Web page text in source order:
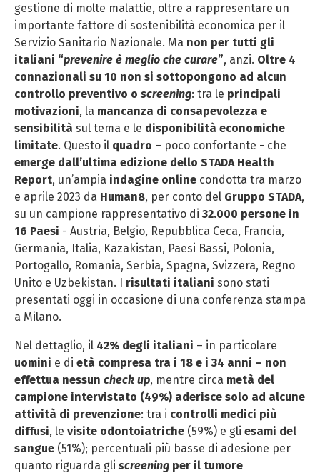
gestione di molte malattie, oltre a rappresentare un
importante fattore di sostenibilità economica per il
Servizio Sanitario Nazionale. Ma non per tutti gli
italiani “prevenire è meglio che curare”, anzi. Oltre 4
connazionali su 10 non si sottopongono ad alcun
controllo preventivo o screening: tra le principali
motivazioni, la mancanza di consapevolezza e
sensibilità sul tema e le disponibilità economiche
limitate. Questo il quadro – poco confortante - che
emerge dall’ultima edizione dello STADA Health
Report, un’ampia indagine online condotta tra marzo
e aprile 2023 da Human8, per conto del Gruppo STADA,
su un campione rappresentativo di 32.000 persone in
16 Paesi - Austria, Belgio, Repubblica Ceca, Francia,
Germania, Italia, Kazakistan, Paesi Bassi, Polonia,
Portogallo, Romania, Serbia, Spagna, Svizzera, Regno
Unito e Uzbekistan. I risultati italiani sono stati
presentati oggi in occasione di una conferenza stampa
a Milano.
Nel dettaglio, il 42% degli italiani – in particolare
uomini e di età compresa tra i 18 e i 34 anni – non
effettua nessun check up, mentre circa metà del
campione intervistato (49%) aderisce solo ad alcune
attività di prevenzione: tra i controlli medici più
diffusi, le visite odontoiatriche (59%) e gli esami del
sangue (51%); percentuali più basse di adesione per
quanto riguarda gli screening per il tumore